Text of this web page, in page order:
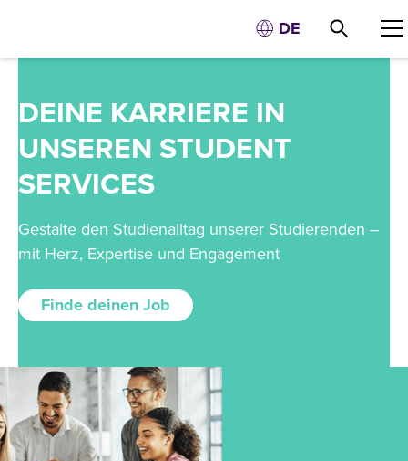
DE
DEINE KARRIERE IN
UNSEREN STUDENT
SERVICES
Gestalte den Studienalltag unserer Studierenden –
mit Herz, Expertise und Engagement
Finde deinen Job